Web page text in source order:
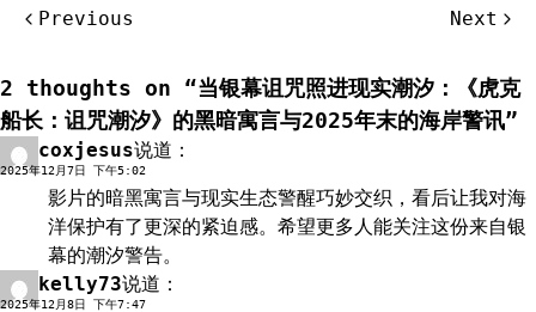
航
Previous Next
2 thoughts on “当银幕诅咒照进现实潮汐：《虎克
船长：诅咒潮汐》的黑暗寓言与2025年末的海岸警讯”
coxjesus说道：
2025年12月7日 下午5:02
影片的暗黑寓言与现实生态警醒巧妙交织，看后让我对海
洋保护有了更深的紧迫感。希望更多人能关注这份来自银
幕的潮汐警告。
kelly73说道：
2025年12月8日 下午7:47